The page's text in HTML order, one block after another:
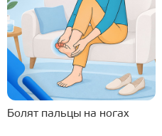
Болят пальцы на ногах